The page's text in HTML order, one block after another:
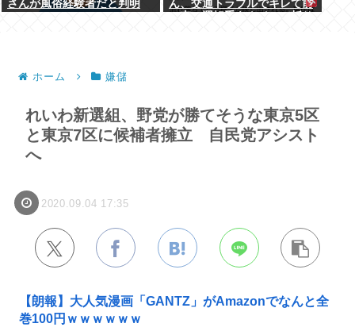
さんが風俗経験者だと判明
ん、交通トラブルでキレて前
ホーム 嫌儲
れいわ新選組、野党が勝てそうな東京5区
と東京7区に候補者擁立 自民党アシスト
へ
2020.09.04 17:35
【朗報】大人気漫画「GANTZ」がAmazonでなんと全
巻100円ｗｗｗｗｗｗ